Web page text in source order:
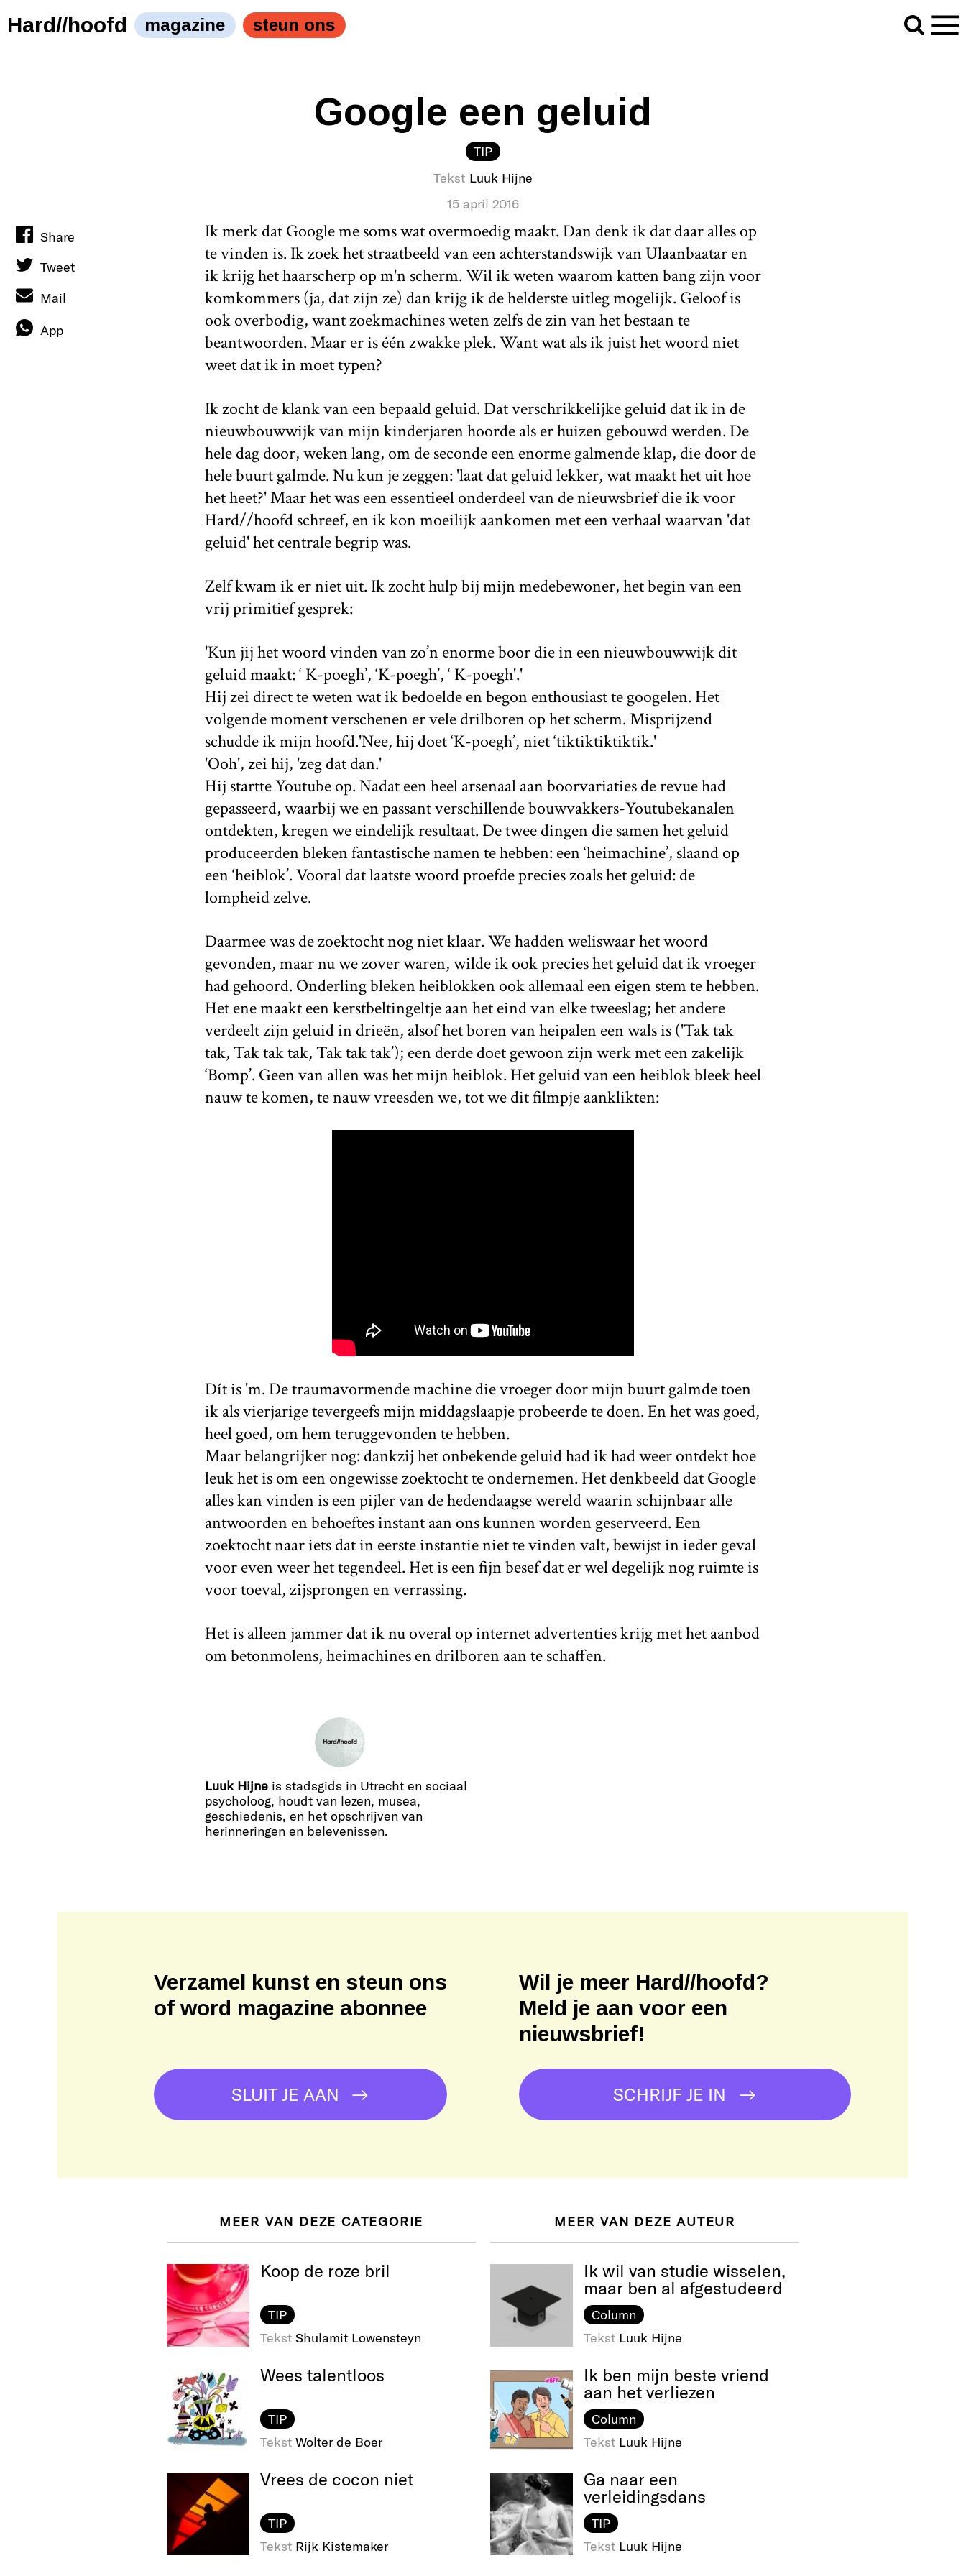
Hard//hoofd magazine steun ons
Google een geluid
TIP
Tekst Luuk Hijne
15 april 2016
Ik merk dat Google me soms wat overmoedig maakt. Dan denk ik dat daar alles op
te vinden is. Ik zoek het straatbeeld van een achterstandswijk van Ulaanbaatar en
ik krijg het haarscherp op m'n scherm. Wil ik weten waarom katten bang zijn voor
komkommers (ja, dat zijn ze) dan krijg ik de helderste uitleg mogelijk. Geloof is
ook overbodig, want zoekmachines weten zelfs de zin van het bestaan te
beantwoorden. Maar er is één zwakke plek. Want wat als ik juist het woord niet
weet dat ik in moet typen?
Ik zocht de klank van een bepaald geluid. Dat verschrikkelijke geluid dat ik in de
nieuwbouwwijk van mijn kinderjaren hoorde als er huizen gebouwd werden. De
hele dag door, weken lang, om de seconde een enorme galmende klap, die door de
hele buurt galmde. Nu kun je zeggen: 'laat dat geluid lekker, wat maakt het uit hoe
het heet?' Maar het was een essentieel onderdeel van de nieuwsbrief die ik voor
Hard//hoofd schreef, en ik kon moeilijk aankomen met een verhaal waarvan 'dat
geluid' het centrale begrip was.
Zelf kwam ik er niet uit. Ik zocht hulp bij mijn medebewoner, het begin van een
vrij primitief gesprek:
'Kun jij het woord vinden van zo’n enorme boor die in een nieuwbouwwijk dit
geluid maakt: ‘ K-poegh’, ‘K-poegh’, ‘ K-poegh'.'
Hij zei direct te weten wat ik bedoelde en begon enthousiast te googelen. Het
volgende moment verschenen er vele drilboren op het scherm. Misprijzend
schudde ik mijn hoofd.'Nee, hij doet ‘K-poegh’, niet ‘tiktiktiktiktik.'
'Ooh', zei hij, 'zeg dat dan.'
Hij startte Youtube op. Nadat een heel arsenaal aan boorvariaties de revue had
gepasseerd, waarbij we en passant verschillende bouwvakkers-Youtubekanalen
ontdekten, kregen we eindelijk resultaat. De twee dingen die samen het geluid
produceerden bleken fantastische namen te hebben: een ‘heimachine’, slaand op
een ‘heiblok’. Vooral dat laatste woord proefde precies zoals het geluid: de
lompheid zelve.
Daarmee was de zoektocht nog niet klaar. We hadden weliswaar het woord
gevonden, maar nu we zover waren, wilde ik ook precies het geluid dat ik vroeger
had gehoord. Onderling bleken heiblokken ook allemaal een eigen stem te hebben.
Het ene maakt een kerstbeltingeltje aan het eind van elke tweeslag; het andere
verdeelt zijn geluid in drieën, alsof het boren van heipalen een wals is ('Tak tak
tak, Tak tak tak, Tak tak tak’); een derde doet gewoon zijn werk met een zakelijk
‘Bomp’. Geen van allen was het mijn heiblok. Het geluid van een heiblok bleek heel
nauw te komen, te nauw vreesden we, tot we dit filmpje aanklikten:
Dít is 'm. De traumavormende machine die vroeger door mijn buurt galmde toen
ik als vierjarige tevergeefs mijn middagslaapje probeerde te doen. En het was goed,
heel goed, om hem teruggevonden te hebben.
Maar belangrijker nog: dankzij het onbekende geluid had ik had weer ontdekt hoe
leuk het is om een ongewisse zoektocht te ondernemen. Het denkbeeld dat Google
alles kan vinden is een pijler van de hedendaagse wereld waarin schijnbaar alle
antwoorden en behoeftes instant aan ons kunnen worden geserveerd. Een
zoektocht naar iets dat in eerste instantie niet te vinden valt, bewijst in ieder geval
voor even weer het tegendeel. Het is een fijn besef dat er wel degelijk nog ruimte is
voor toeval, zijsprongen en verrassing.
Het is alleen jammer dat ik nu overal op internet advertenties krijg met het aanbod
om betonmolens, heimachines en drilboren aan te schaffen.
Share
Tweet
Mail
App
Luuk Hijneis stadsgids in Utrecht en sociaal
psycholoog, houdt van lezen, musea,
geschiedenis, en het opschrijven van
herinneringen en belevenissen.
Verzamel kunst en steun ons
of word magazine abonnee
SLUIT JE AAN
Wil je meer Hard//hoofd?
Meld je aan voor een
nieuwsbrief!
SCHRIJF JE IN
MEER VAN DEZE CATEGORIE
Koop de roze bril
TIP
Tekst Shulamit Lowensteyn
Wees talentloos
TIP
Tekst Wolter de Boer
Vrees de cocon niet
TIP
Tekst Rijk Kistemaker
MEER VAN DEZE AUTEUR
Ik wil van studie wisselen,
maar ben al afgestudeerd
Column
Tekst Luuk Hijne
Ik ben mijn beste vriend
aan het verliezen
Column
Tekst Luuk Hijne
Ga naar een
verleidingsdans
TIP
Tekst Luuk Hijne